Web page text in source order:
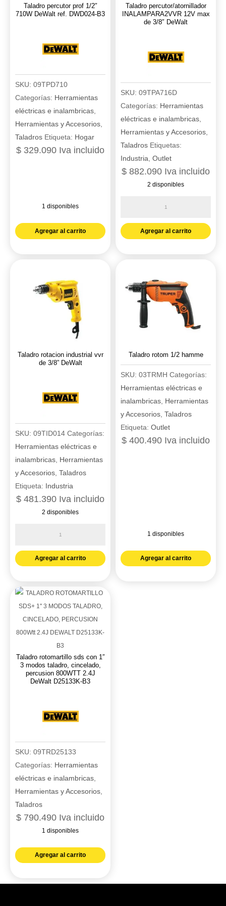
cantidad
ref.
SBD715C2K-
Taladro percutor prof 1/2″
710W DeWalt ref. DWD024-B3
SKU: 09TPD710
Categorías: Herramientas
eléctricas e inalambricas,
Herramientas y Accesorios,
Taladros Etiqueta: Hogar
$ 329.090 Iva incluido
1 disponibles
Taladro
DeWalt
ref.
DWD024-
Agregar al carrito
Taladro percutor/atornillador
INALAMPARA2VVR 12V max
de 3/8″ DeWalt
SKU: 09TPA716D
Categorías: Herramientas
eléctricas e inalambricas,
Herramientas y Accesorios,
Taladros Etiquetas:
Industria, Outlet
$ 882.090 Iva incluido
2 disponibles
INALAMPARA2VVR
DeWalt
cantidad
Agregar al carrito
Taladro rotacion industrial vvr
de 3/8” DeWalt
SKU: 09TID014 Categorías:
Herramientas eléctricas e
inalambricas Herramientas
y Accesorios Taladros
Etiqueta: Industria
$ 481.390 Iva incluido
2 disponibles
industrial
3/8”
DeWalt
cantidad
Agregar al carrito
Taladro rotom 1/2 hamme
SKU: 03TRMH Categorías:
Herramientas eléctricas e
inalambricas Herramientas
y Accesorios Taladros
Etiqueta: Outlet
$ 400.490 Iva incluido
1 disponibles
Taladro
Agregar al carrito
Taladro rotomartillo sds con 1″
3 modos taladro, cincelado,
percusion 800WTT 2.4J
DeWalt D25133K-B3
SKU: 09TRD25133
Categorías: Herramientas
eléctricas e inalambricas
Herramientas y Accesorios
Taladros
$ 790.490 Iva incluido
1 disponibles
Taladro
Agregar al carrito